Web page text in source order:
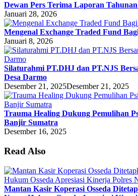
Dewan Pers Terima Laporan
Januari 28, 2026
Mengenal Exchange Traded Fund
Januari 8, 2026
Silaturahmi PT.DHJ dan PT.NJS
Desa Darmo
Desember 21, 2025Desember 21, 2025
Trauma Healing Dukung Pemulihan
Banjir Sumatra
Desember 16, 2025
Read Also
Mantan Kasir Koperasi Osseda